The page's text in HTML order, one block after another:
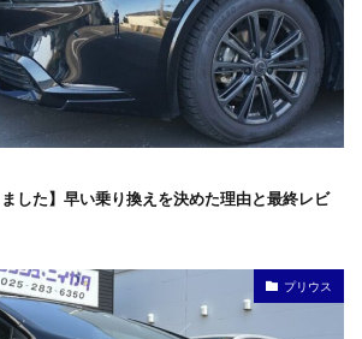
した】早い乗り換えを決めた理由と最終レビ
プリウス